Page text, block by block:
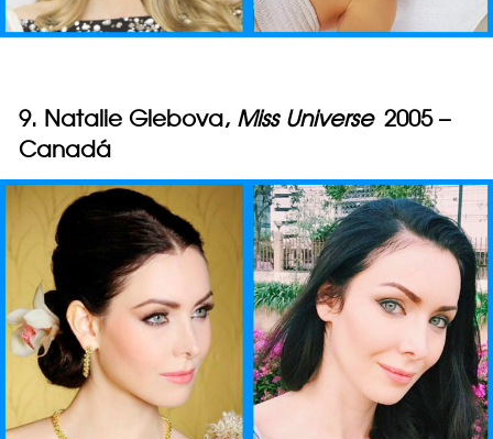
9. Natalie Glebova, Miss Universe 2005 –
Canadá